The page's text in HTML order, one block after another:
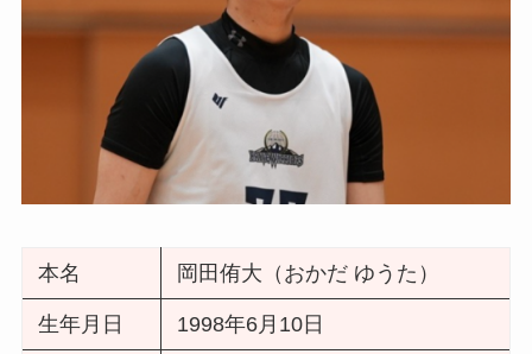
本名 岡田侑大（おかだ ゆうた）
生年月日 1998年6月10日